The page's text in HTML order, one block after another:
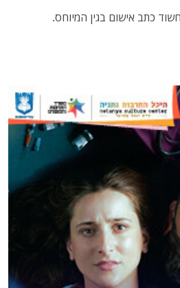
כתב אישום בגין המיוחס.